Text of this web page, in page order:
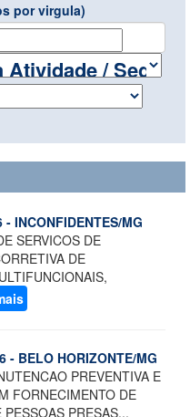
por virgula)
- INCONFIDENTES/MG
SERVICOS DE
DE
- BELO HORIZONTE/MG
PREVENTIVA E
FORNECIMENTO DE
PRESAS...